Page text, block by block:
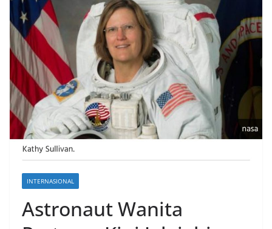
INTERNASIONAL
Astronaut Wanita